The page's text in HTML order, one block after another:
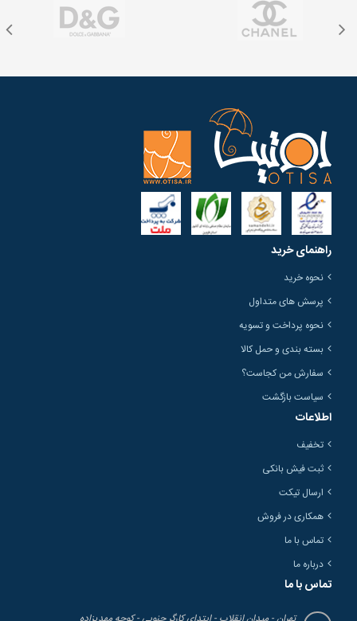
راهنمای خرید
نحوه خرید
پرسش های متداول
نحوه پرداخت و تسویه
بسته بندی و حمل کالا
سفارش من کجاست؟
سیاست بازگشت
اطلاعات
تخفیف
ثبت فیش بانکی
ارسال تیکت
همکاری در فروش
تماس با ما
درباره ما
تماس با ما